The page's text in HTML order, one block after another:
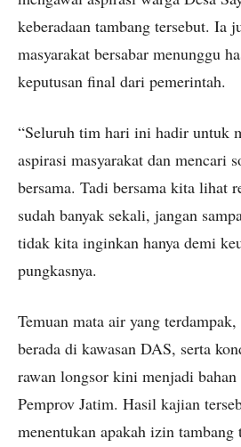
keberadaan tambang tersebut. Ia
masyarakat bersabar menunggu
keputusan final dari pemerintah.
“Seluruh tim hari ini hadir untuk
aspirasi masyarakat dan mencari
bersama. Tadi bersama kita lihat
sudah banyak sekali, jangan
tidak kita inginkan hanya demi
pungkasnya.
Temuan mata air yang
berada di kawasan DAS, serta
rawan longsor kini menjadi bahan
Pemprov Jatim. Hasil kajian
menentukan apakah izin tambang